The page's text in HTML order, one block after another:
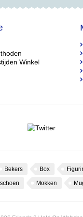
Winkel
Bekers Box
Mokken